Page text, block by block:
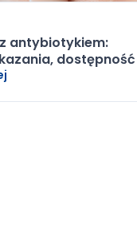
antybiotykiem:
dostępność